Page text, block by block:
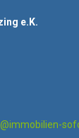
e.K.